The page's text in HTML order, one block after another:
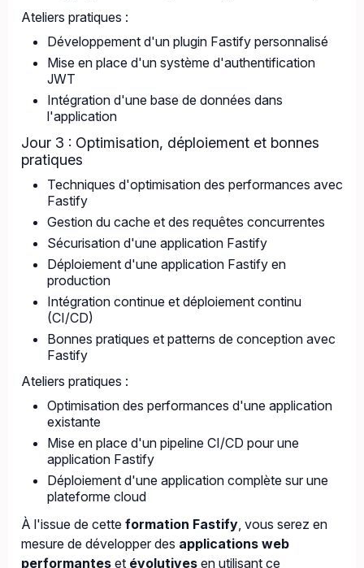
Ateliers pratiques :
Développement d'un plugin Fastify personnalisé
Mise en place d'un système d'authentification
JWT
Intégration d'une base de données dans
l'application
Jour 3 : Optimisation, déploiement et bonnes
pratiques
Techniques d'optimisation des performances avec
Fastify
Gestion du cache et des requêtes concurrentes
Sécurisation d'une application Fastify
Déploiement d'une application Fastify en
production
Intégration continue et déploiement continu
(CI/CD)
Bonnes pratiques et patterns de conception avec
Fastify
Ateliers pratiques :
Optimisation des performances d'une application
existante
Mise en place d'un pipeline CI/CD pour une
application Fastify
Déploiement d'une application complète sur une
plateforme cloud
À l'issue de cette formation Fastify, vous serez en
mesure de développer des applications web
performantes et évolutives en utilisant ce